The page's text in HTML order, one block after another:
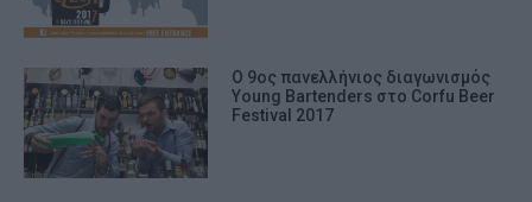
Ο 9ος πανελλήνιος διαγωνισμός
Young Bartenders στο Corfu Beer
Festival 2017